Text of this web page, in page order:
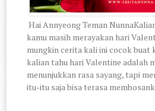
Hai Annyeong Teman
kamu masih merayakan hari
mungkin cerita kali ini cocok buat
kalian tahu hari Valentine adalah
menunjukkan rasa sayang, tapi
itu-itu saja bisa terasa